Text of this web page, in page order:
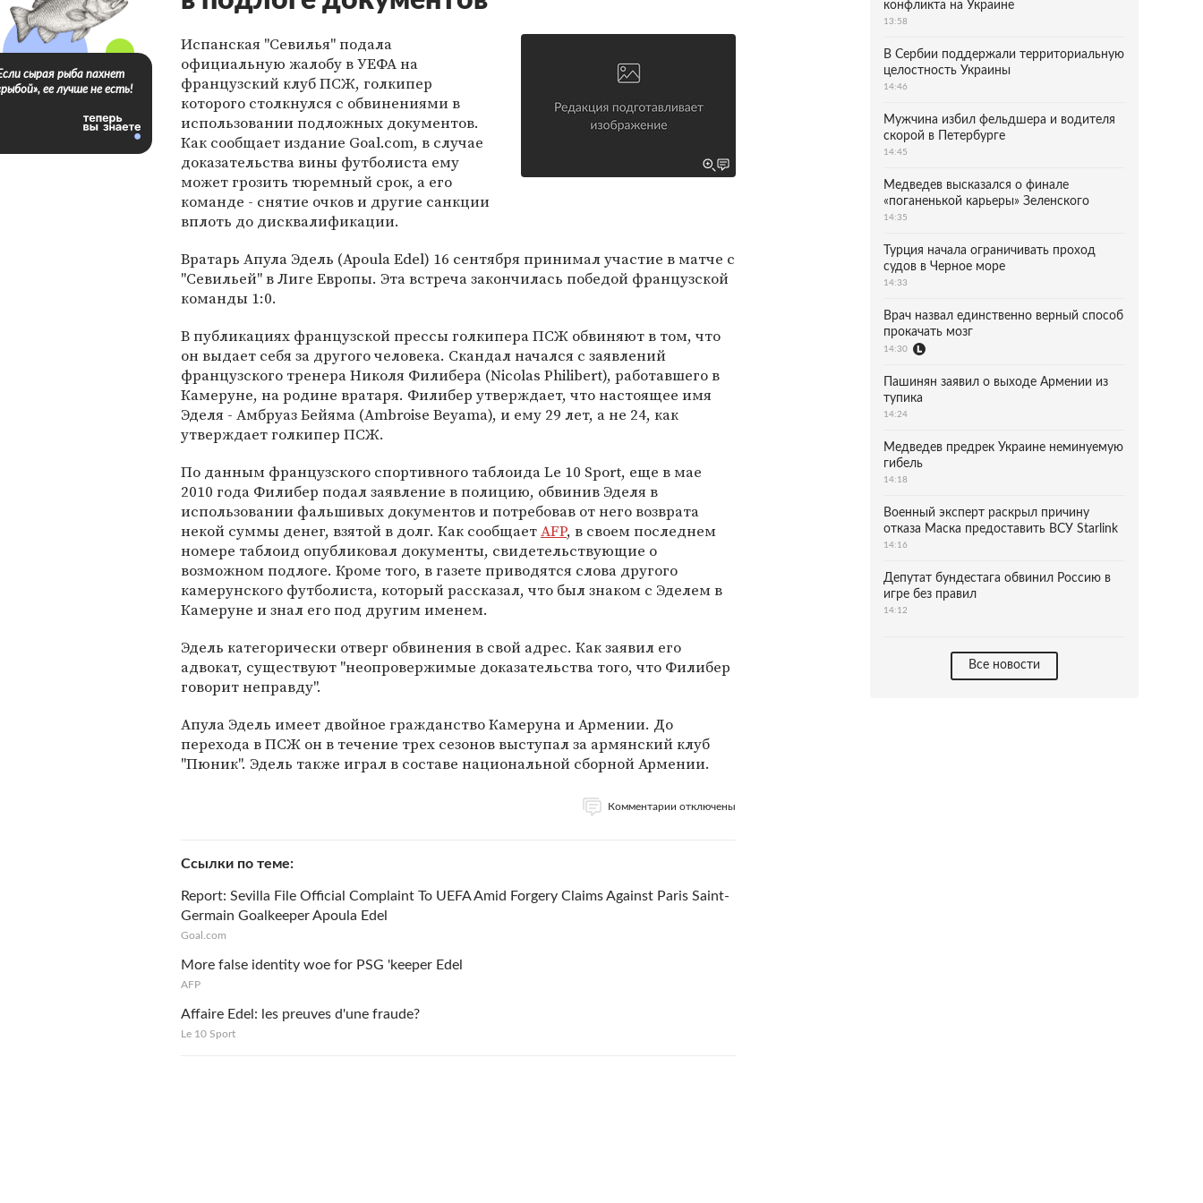
Испанская "Севилья" подала
официальную жалобу в УЕФА на
французский клуб ПСЖ, голкипер
которого столкнулся с обвинениями в
использовании подложных документов.
Как сообщает издание Goal.com, в случае
доказательства вины футболиста ему
может грозить тюремный срок, а его
команде - снятие очков и другие санкции
вплоть до дисквалификации.
Вратарь Апула Эдель (Apoula Edel) 16 сентября принимал участие в матче с
"Севильей" в Лиге Европы. Эта встреча закончилась победой французской
команды 1:0.
В публикациях французской прессы голкипера ПСЖ обвиняют в том, что
он выдает себя за другого человека. Скандал начался с заявлений
французского тренера Николя Филибера (Nicolas Philibert), работавшего в
Камеруне, на родине вратаря. Филибер утверждает, что настоящее имя
Эделя - Амбруаз Бейяма (Ambroise Beyama), и ему 29 лет, а не 24, как
утверждает голкипер ПСЖ.
По данным французского спортивного таблоида Le 10 Sport, еще в мае
2010 года Филибер подал заявление в полицию, обвинив Эделя в
использовании фальшивых документов и потребовав от него возврата
некой суммы денег, взятой в долг. Как сообщаетAFP, в своем последнем
номере таблоид опубликовал документы, свидетельствующие о
возможном подлоге. Кроме того, в газете приводятся слова другого
камерунского футболиста, который рассказал, что был знаком с Эделем в
Камеруне и знал его под другим именем.
Эдель категорически отверг обвинения в свой адрес. Как заявил его
адвокат, существуют "неопровержимые доказательства того, что Филибер
говорит неправду".
Апула Эдель имеет двойное гражданство Камеруна и Армении. До
перехода в ПСЖ он в течение трех сезонов выступал за армянский клуб
"Пюник". Эдель также играл в составе национальной сборной Армении.
Комментарии отключены
Ссылки по теме
Report: Sevilla File Official Complaint To UEFA Amid Forgery Claims Against Paris Saint-
Germain Goalkeeper Apoula Edel
Goal.com
More false identity woe for PSG 'keeper Edel
AFP
Affaire Edel: les preuves d'une fraude?
Le 10 Sport
сырая рыба пахнет
ее лучше не есть!
конфликта на Украине
13:58
В Сербии поддержали территориальную
целостность Украины
14:46
Мужчина избил фельдшера и водителя
скорой в Петербурге
14:45
Медведев высказался о финале
«поганенькой карьеры» Зеленского
14:35
Турция начала ограничивать проход
судов в Черное море
14:33
Врач назвал единственно верный способ
прокачать мозг
14:30
Пашинян заявил о выходе Армении из
тупика
14:24
Медведев предрек Украине неминуемую
гибель
14:18
Военный эксперт раскрыл причину
отказа Маска предоставить ВСУ Starlink
14:16
Депутат бундестага обвинил Россию в
игре без правил
14:12
Все новости